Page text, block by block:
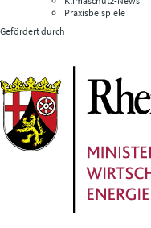
Praxisbeispiele
Gefördert durch